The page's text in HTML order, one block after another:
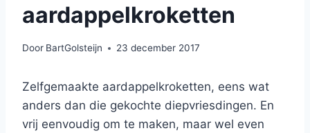
aardappelkroketten
Door BartGolsteijn 23 december 2017
Zelfgemaakte aardappelkroketten, eens wat
anders dan die gekochte diepvriesdingen. En
vrij eenvoudig om te maken, maar wel even